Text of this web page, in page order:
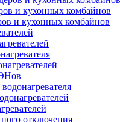
и кухонных комбайнов
и кухонных комбайнов
отключения